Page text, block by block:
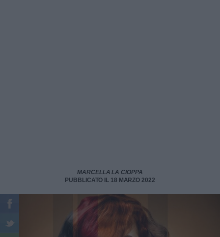
MARCELLA LA CIOPPA
PUBBLICATO IL 18 MARZO 2022